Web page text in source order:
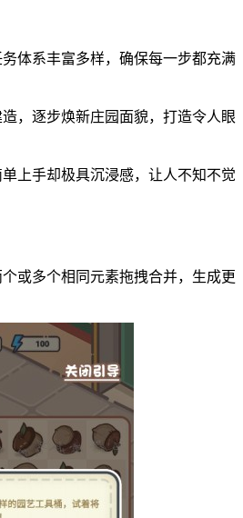
体系丰富多样，确保每一步都充满
，逐步焕新庄园面貌，打造令人眼
上手却极具沉浸感，让人不知不觉
或多个相同元素拖拽合并，生成更